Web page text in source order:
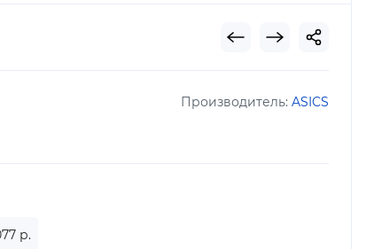
Производитель: ASICS
р.